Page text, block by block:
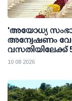
'അയോധ്യ
അന്വേഷണം
വസതിയിലേക്ക്
10 08 2026